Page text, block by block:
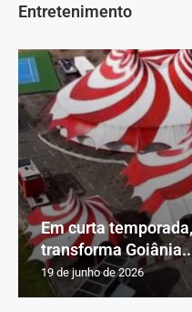
Entretenimento
Em curta
transforma
19 de junho de 2026